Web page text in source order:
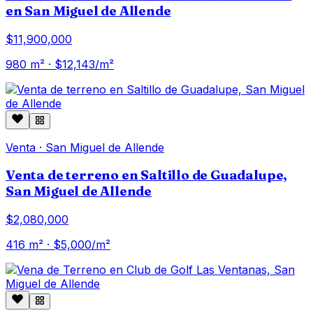
en San Miguel de Allende
$11,900,000
980 m² · $12,143/m²
Venta · San Miguel de Allende
Venta de terreno en Saltillo de Guadalupe,
San Miguel de Allende
$2,080,000
416 m² · $5,000/m²